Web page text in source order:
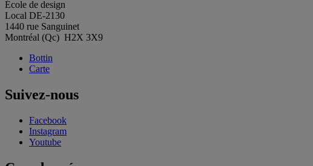
École de design
Local DE-2130
1440 rue Sanguinet
Montréal (Qc) H2X 3X9
Bottin
Carte
Suivez-nous
Facebook
Instagram
Youtube